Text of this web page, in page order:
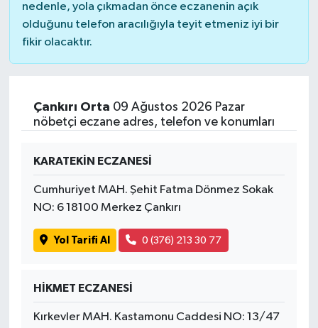
nedenle, yola çıkmadan önce eczanenin açık
olduğunu telefon aracılığıyla teyit etmeniz iyi bir
fikir olacaktır.
Çankırı Orta 09 Ağustos 2026 Pazar
nöbetçi eczane adres, telefon ve konumları
KARATEKİN ECZANESİ
Cumhuriyet MAH. Şehit Fatma Dönmez Sokak
NO: 6 18100 Merkez Çankırı
Yol Tarifi Al 0 (376) 213 30 77
HİKMET ECZANESİ
Kırkevler MAH. Kastamonu Caddesi NO: 13/47